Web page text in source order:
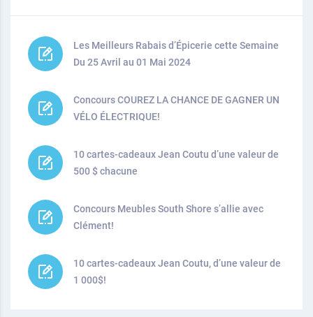
Les Meilleurs Rabais d’Épicerie cette Semaine
Du 25 Avril au 01 Mai 2024
Concours COUREZ LA CHANCE DE GAGNER UN
VÉLO ÉLECTRIQUE!
10 cartes-cadeaux Jean Coutu d’une valeur de
500 $ chacune
Concours Meubles South Shore s’allie avec
Clément!
10 cartes-cadeaux Jean Coutu, d’une valeur de
1 000$!